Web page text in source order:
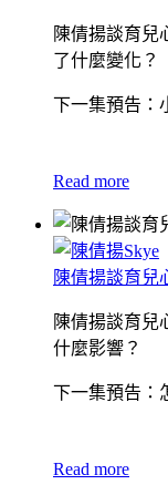
陳倩揚談育兒
了什麼變化？
下一集預告：
Read more
陳倩揚談育兒
陳倩揚談育兒
什麼影響？
下一集預告：
Read more